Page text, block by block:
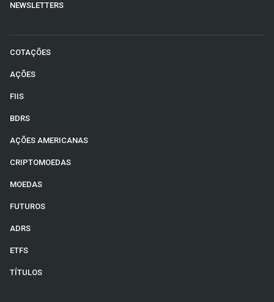
NEWSLETTERS
COTAÇÕES
AÇÕES
FIIS
BDRS
AÇÕES AMERICANAS
CRIPTOMOEDAS
MOEDAS
FUTUROS
ADRS
ETFS
TÍTULOS